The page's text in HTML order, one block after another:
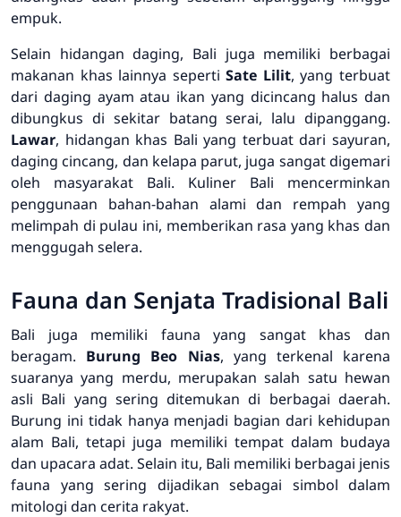
empuk.
Selain hidangan daging, Bali juga memiliki berbagai
makanan khas lainnya sepertiSate Lilit, yang terbuat
dari daging ayam atau ikan yang dicincang halus dan
dibungkus di sekitar batang serai, lalu dipanggang.
Lawar, hidangan khas Bali yang terbuat dari sayuran,
daging cincang, dan kelapa parut, juga sangat digemari
oleh masyarakat Bali. Kuliner Bali mencerminkan
penggunaan bahan-bahan alami dan rempah yang
melimpah di pulau ini, memberikan rasa yang khas dan
menggugah selera.
Fauna dan Senjata Tradisional Bali
Bali juga memiliki fauna yang sangat khas dan
beragam. Burung Beo Nias, yang terkenal karena
suaranya yang merdu, merupakan salah satu hewan
asli Bali yang sering ditemukan di berbagai daerah.
Burung ini tidak hanya menjadi bagian dari kehidupan
alam Bali, tetapi juga memiliki tempat dalam budaya
dan upacara adat. Selain itu, Bali memiliki berbagai jenis
fauna yang sering dijadikan sebagai simbol dalam
mitologi dan cerita rakyat.